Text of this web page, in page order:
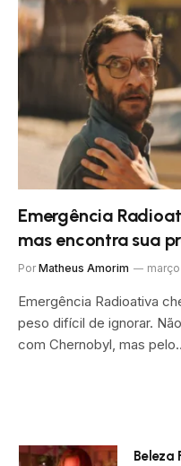
Emergência
mas encontra sua
Por Matheus Amorim
Emergência Radioativa
peso difícil de ignorar.
com Chernobyl, mas
Beleza